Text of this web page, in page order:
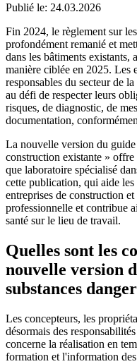
Publié le: 24.03.2026
Fin 2024, le règlement sur
profondément remanié et
dans les bâtiments existants,
manière ciblée en 2025. Les
responsables du secteur de
au défi de respecter leurs
risques, de diagnostic, de
documentation,
La nouvelle version du
construction existante »
que laboratoire spécialisé
cette publication, qui aide
entreprises de construction
professionnelle et contribue
santé sur le lieu de travail.
Quelles sont les
nouvelle version
substances
Les concepteurs, les
désormais des
concerne la réalisation en
formation et l'information